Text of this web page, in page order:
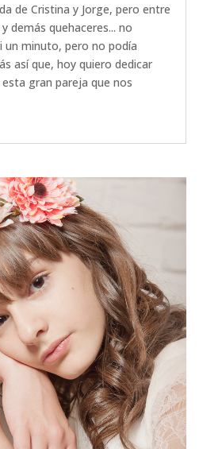
de Cristina y Jorge, pero entre
demás quehaceres... no
un minuto, pero no podía
así que, hoy quiero dedicar
gran pareja que nos